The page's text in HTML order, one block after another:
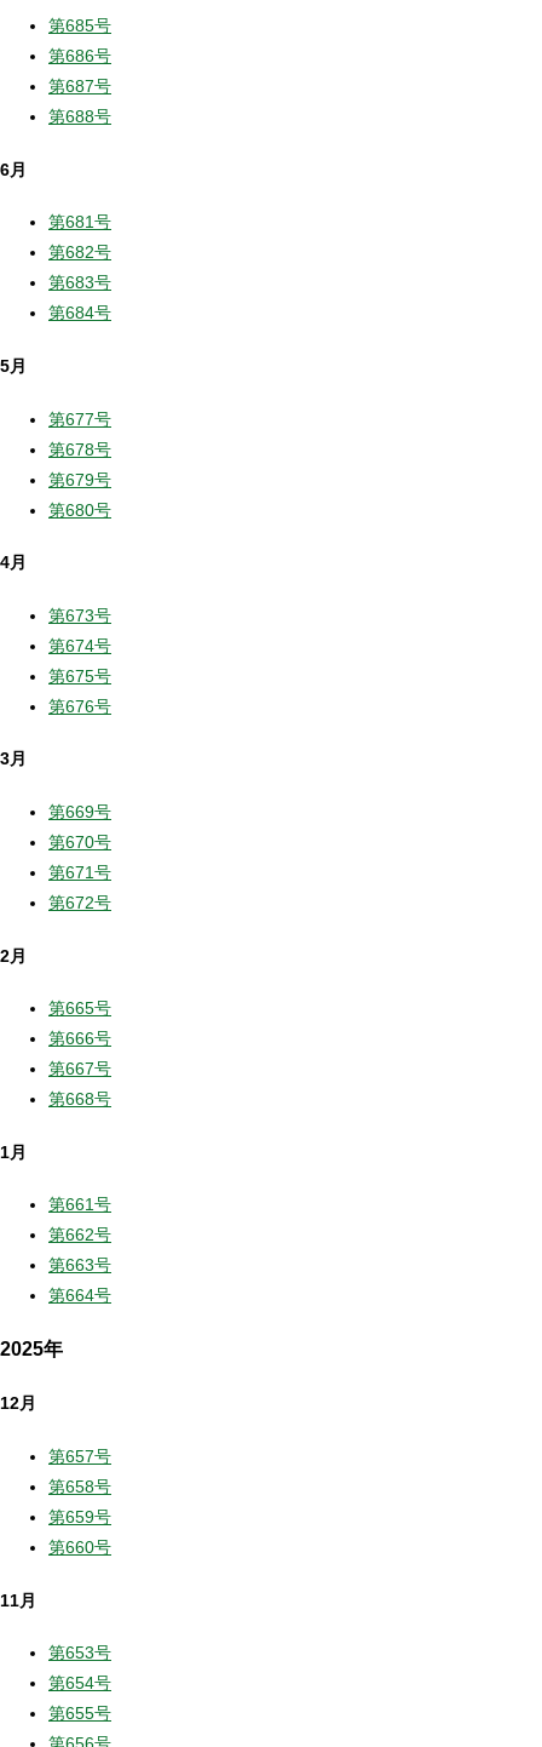
第685号
第686号
第687号
第688号
6月
第681号
第682号
第683号
第684号
5月
第677号
第678号
第679号
第680号
4月
第673号
第674号
第675号
第676号
3月
第669号
第670号
第671号
第672号
2月
第665号
第666号
第667号
第668号
1月
第661号
第662号
第663号
第664号
2025年
12月
第657号
第658号
第659号
第660号
11月
第653号
第654号
第655号